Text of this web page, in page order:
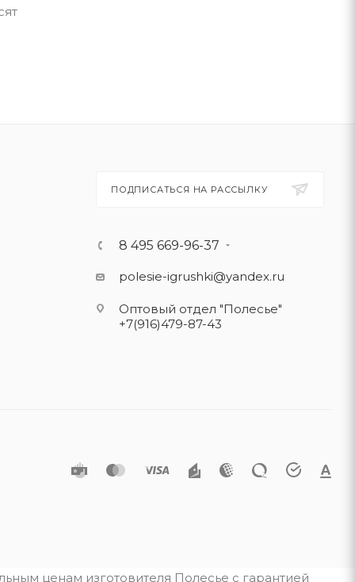
ПОДПИСАТЬСЯ НА РАССЫЛКУ
8 495 669-96-37
polesie-igrushki@yandex.ru
Оптовый отдел "Полесье"
+7(916)479-87-43
ценам изготовителя Полесье с гарантией